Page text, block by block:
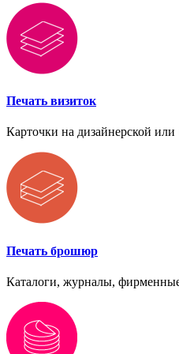
Печать визиток
Карточки на дизайнерской
Печать брошюр
Каталоги, журналы,